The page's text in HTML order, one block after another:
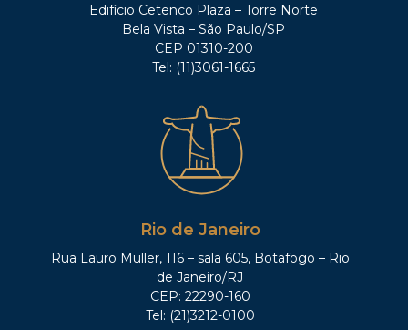
Edifício Cetenco Plaza – Torre Norte
Bela Vista – São Paulo/SP
CEP 01310-200
Tel: (11)3061-1665
Rio de Janeiro
Rua Lauro Müller, 116 – sala 605, Botafogo – Rio
de Janeiro/RJ
CEP: 22290-160
Tel: (21)3212-0100